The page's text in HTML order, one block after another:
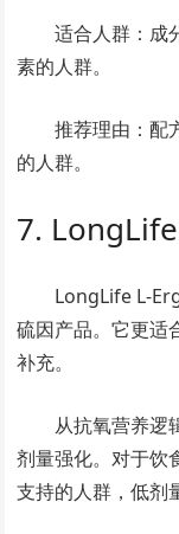
适合人群：成
素的人群。
推荐理由：配
的人群。
7.
LongLife L-
硫因产品。它更适
补充。
从抗氧营养逻
剂量强化。对于饮
支持的人群，低剂